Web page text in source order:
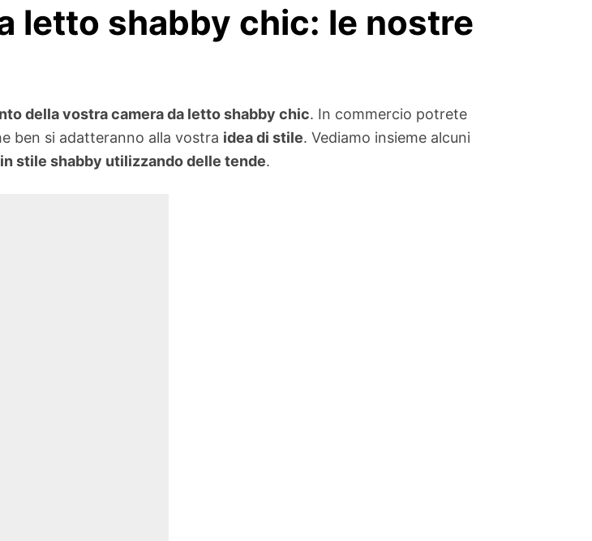
letto shabby chic: le nostre
della vostra camera da letto shabby chic. In commercio potrete
ben si adatteranno alla vostra idea di stile. Vediamo insieme alcuni
stile shabby utilizzando delle tende.